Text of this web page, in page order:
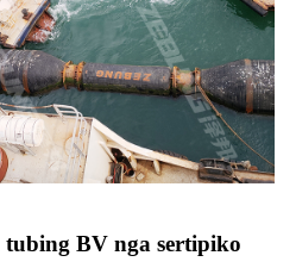
BV nga sertipiko